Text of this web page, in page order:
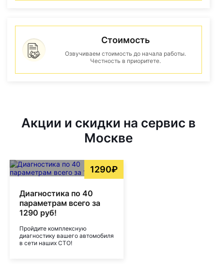
Стоимость
Озвучиваем стоимость до начала работы.
Честность в приоритете.
Акции и скидки на сервис в
Москве
1290₽
Диагностика по 40
параметрам всего за
1290 руб!
Пройдите комплексную
диагностику вашего автомобиля
в сети наших СТО!